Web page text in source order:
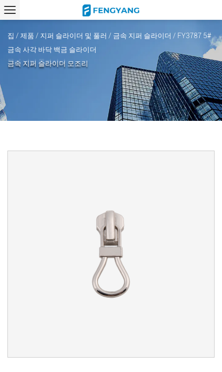
집 / 제품 / 지퍼 슬라이더 및 풀러 / 금속 지퍼 슬라이더 / FY3787 5#
금속 사각 바닥 백금 슬라이더
금속 지퍼 슬라이더 모조리